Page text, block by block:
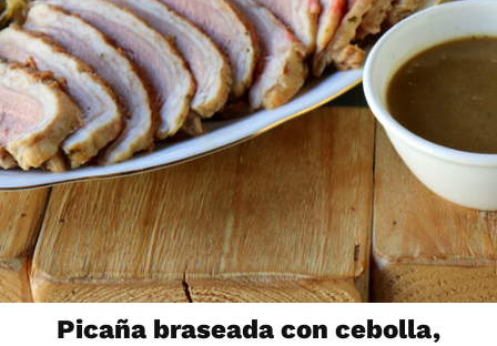
Picaña braseada con cebolla,